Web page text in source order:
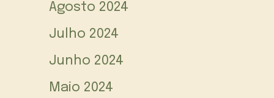
Agosto 2024
Julho 2024
Junho 2024
Maio 2024